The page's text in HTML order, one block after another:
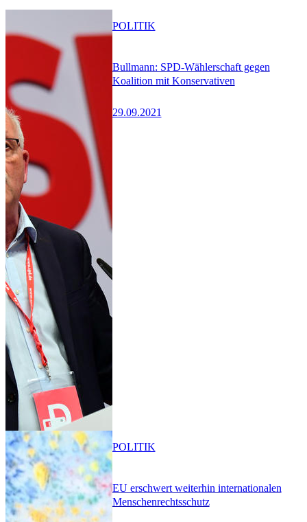
Bullmann: SPD-Wählerschaft gegen
Koalition mit Konservativen
29.09.2021
POLITIK
EU erschwert weiterhin internationalen
Menschenrechtsschutz
POLITIK